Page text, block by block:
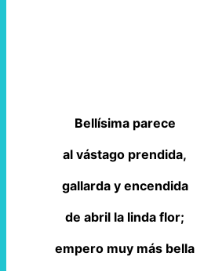
Bellísima parece
al vástago prendida,
gallarda y encendida
de abril la linda flor;
empero muy más bella